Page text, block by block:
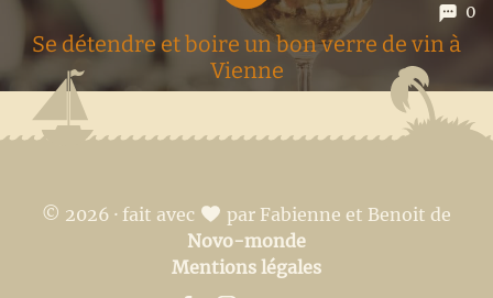
0
Se détendre et boire un bon verre de vin à
Vienne
dès notre arrivée à Vienne, à la recherche d'excellents crus
© 2026 · fait avec
par Fabienne et Benoit de
Novo-monde
Mentions légales